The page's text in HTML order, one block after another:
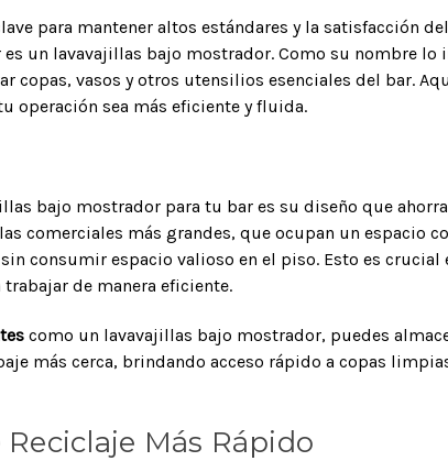
para mantener altos estándares y la satisfacción
un lavavajillas bajo mostrador. Como su nombre
copas, vasos y otros utensilios esenciales del bar.
operación sea más eficiente y fluida.
bajo mostrador para tu bar es su diseño que
comerciales más grandes, que ocupan un espacio
consumir espacio valioso en el piso. Esto es crucial
de manera eficiente.
como un lavavajillas bajo mostrador, puedes
más cerca, brindando acceso rápido a copas
Más Rápido